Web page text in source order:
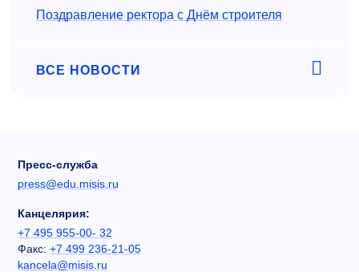
Поздравление ректора с Днём строителя
ВСЕ НОВОСТИ
Пресс-служба
press@edu.misis.ru
Канцелярия:
+7 495 955-00- 32
Факс: +7 499 236-21-05
kancela@misis.ru